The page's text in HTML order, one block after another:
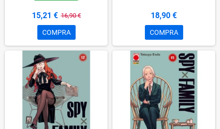
15,21 € 16,90 €
COMPRA
18,90 €
COMPRA